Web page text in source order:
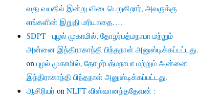
வது வயதில் இன்று விடைபெறுகிறார், அவருக்கு
எங்களின் இறுதி மரியாதை….
SDPT - புழல் முகாமில், தோழர்பத்மநாபா மற்றும்
அன்னை இந்திராகாந்தி பிந்தநாள் அனுஸ்டிக்கப்பட்டது.
onபுழல் முகாமில், தோழர்பத்மநாபா மற்றும் அன்னை
இந்திராகாந்தி பிந்தநாள் அனுஸ்டிக்கப்பட்டது.
ஆசிரியர்onNLFT விஸ்வானந்ததேவன் :